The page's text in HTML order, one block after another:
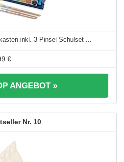
inkl. 3 Pinsel Schulset ...
€
ANGEBOT »
10